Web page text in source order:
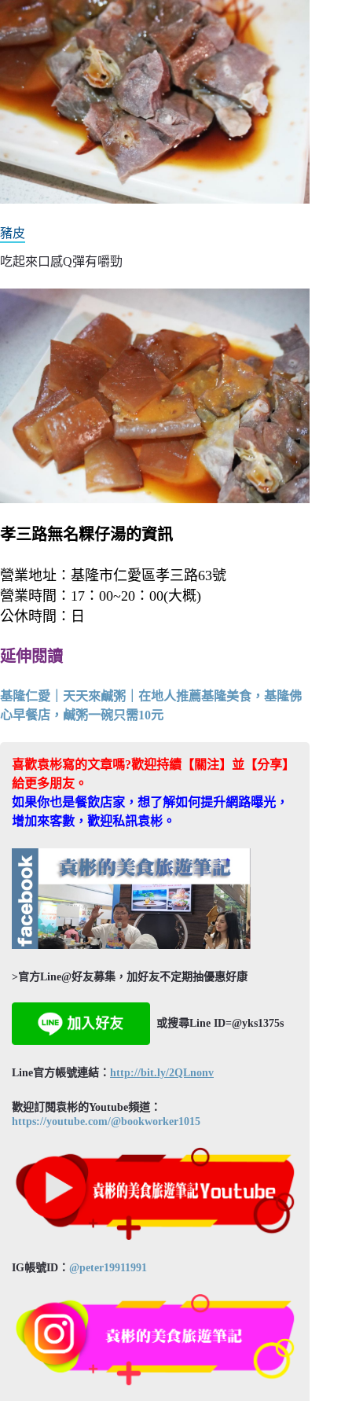
豬皮
吃起來口感Q彈有嚼勁
孝三路無名粿仔湯的資訊
營業地址：基隆市仁愛區孝三路63號
營業時間：17：00~20：00(大概)
公休時間：日
延伸閱讀
基隆仁愛｜天天來鹹粥｜在地人推薦基隆美食，基隆佛
心早餐店，鹹粥一碗只需10元
喜歡袁彬寫的文章嗎?歡迎持續【關注】並【分享】
給更多朋友。
如果你也是餐飲店家，想了解如何提升網路曝光，
增加來客數，歡迎私訊袁彬。
>官方Line@好友募集，加好友不定期抽優惠好康
或搜尋Line ID=@yks1375s
Line官方帳號連結： http://bit.ly/2QLnonv
歡迎訂閱袁彬的Youtube頻道：
https://youtube.com/@bookworker1015
IG帳號ID： @peter19911991